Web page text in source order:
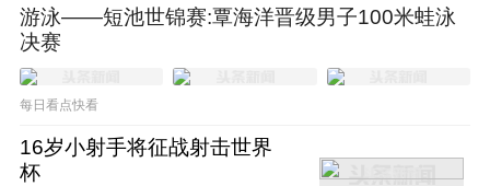
游泳——短池世锦赛:覃海洋晋级男子100米蛙泳
决赛
每日看点快看
16岁小射手将征战射击世界
杯